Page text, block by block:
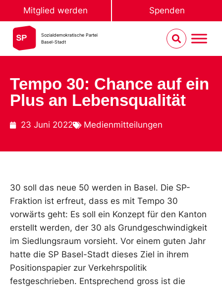
Mitglied werden Spenden
Sozialdemokratische Partei
Basel-Stadt
Tempo 30: Chance auf ein
Plus an Lebensqualität
23 Juni 2022 Medienmitteilungen
30 soll das neue 50 werden in Basel. Die SP-
Fraktion ist erfreut, dass es mit Tempo 30
vorwärts geht: Es soll ein Konzept für den Kanton
erstellt werden, der 30 als Grundgeschwindigkeit
im Siedlungsraum vorsieht. Vor einem guten Jahr
hatte die SP Basel-Stadt dieses Ziel in ihrem
Positionspapier zur Verkehrspolitik
festgeschrieben. Entsprechend gross ist die